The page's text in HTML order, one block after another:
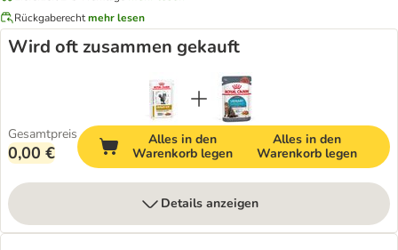
Rückgaberechtmehr lesen
Wird oft zusammen gekauft
Gesamtpreis
0,00 €
Alles in den
Warenkorb legen
Alles in den
Warenkorb legen
Details anzeigen